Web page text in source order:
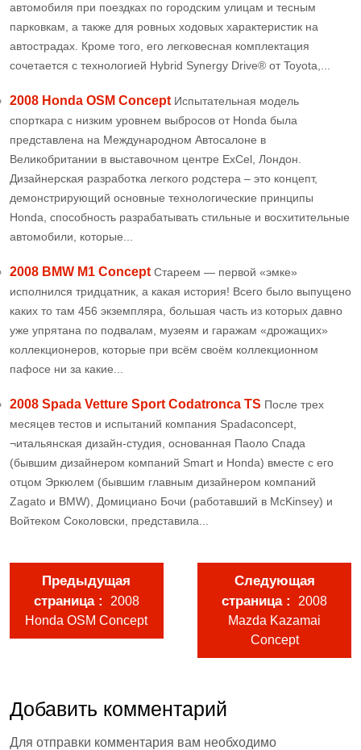
автомобиля при поездках по городским улицам и тесным
парковкам, а также для ровных ходовых характеристик на
автострадах. Кроме того, его легковесная комплектация
сочетается с технологией Hybrid Synergy Drive® от Toyota,...
2008 Honda OSM Concept Испытательная модель
спорткара с низким уровнем выбросов от Honda была
представлена на Международном Автосалоне в
Великобритании в выставочном центре ExCel, Лондон.
Дизайнерская разработка легкого родстера – это концепт,
демонстрирующий основные технологические принципы
Honda, способность разрабатывать стильные и восхитительные
автомобили, которые...
2008 BMW M1 Concept Стареем — первой «эмке»
исполнился тридцатник, а какая история! Всего было выпущено
каких то там 456 экземпляра, большая часть из которых давно
уже упрятана по подвалам, музеям и гаражам «дрожащих»
коллекционеров, которые при всём своём коллекционном
пафосе ни за какие...
2008 Spada Vetture Sport Codatronca TS После трех
месяцев тестов и испытаний компания Spadaconcept,
¬итальянская дизайн-студия, основанная Паоло Спада
(бывшим дизайнером компаний Smart и Honda) вместе с его
отцом Эркюлем (бывшим главным дизайнером компаний
Zagato и BMW), Домициано Бочи (работавший в McKinsey) и
Войтеком Соколовски, представила...
Предыдущая
страница
2008
Honda OSM Concept
Следующая
страница
2008
Mazda Kazamai
Concept
Добавить комментарий
Для отправки комментария вам необходимо